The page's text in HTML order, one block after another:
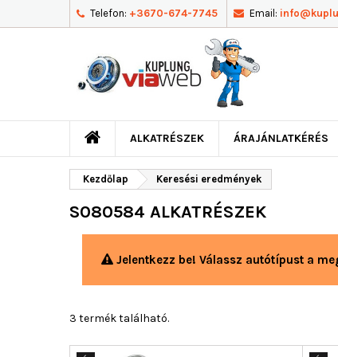
Telefon: +3670-674-7745 Email:
ALKATRÉSZEK ÁRAJÁNLATKÉRÉS
Kezdőlap Keresési eredmények
S080584 ALKATRÉSZEK
Jelentkezz be! Válassz autótípust a
3 termék található.